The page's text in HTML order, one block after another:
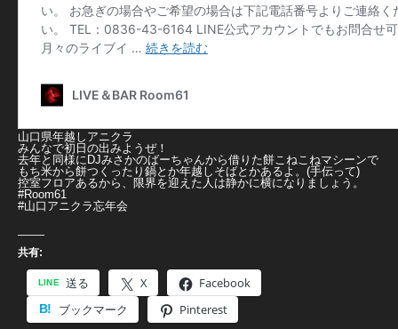
山口県年越しアニクラ
みんなで初日の出みようぜ！
去年と同様にDJみさかのばーちゃんから借りた餅こねこねマシーンで
もち米から餅つくったり鍋とか年越しそばとかあるよ。(手伝って)
控室フロアあるから、限界を迎えた人は静かに横になりましょう。
#Room61
#山口アニクラ忘年会
共有:
送る X
Facebook
ブックマーク
Pinterest